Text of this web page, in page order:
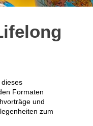
Formaten
und
zum